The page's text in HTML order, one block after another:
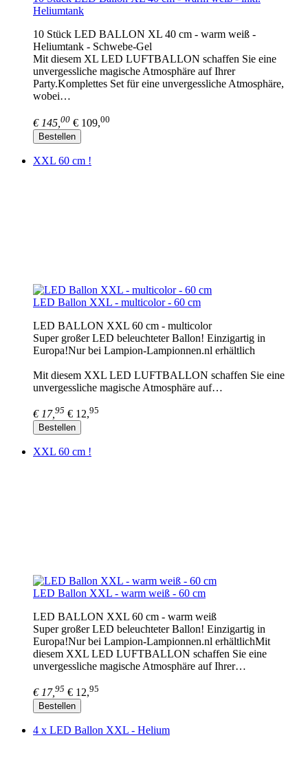
Heliumtank
10 Stück LED BALLON XL 40 cm - warm weiß -
Heliumtank - Schwebe-Gel
Mit diesem XL LED LUFTBALLON schaffen Sie eine
unvergessliche magische Atmosphäre auf Ihrer
Party.Komplettes Set für eine unvergessliche Atmosphäre,
wobei…
€ 145, 00 € 109,00
Bestellen
XXL 60 cm !
LED Ballon XXL - multicolor - 60 cm
LED BALLON XXL 60 cm - multicolor
Super großer LED beleuchteter Ballon! Einzigartig in
Europa!Nur bei Lampion-Lampionnen.nl erhältlich
Mit diesem XXL LED LUFTBALLON schaffen Sie eine
unvergessliche magische Atmosphäre auf…
€ 17, 95 € 12,95
Bestellen
XXL 60 cm !
LED Ballon XXL - warm weiß - 60 cm
LED BALLON XXL 60 cm - warm weiß
Super großer LED beleuchteter Ballon! Einzigartig in
Europa!Nur bei Lampion-Lampionnen.nl erhältlichMit
diesem XXL LED LUFTBALLON schaffen Sie eine
unvergessliche magische Atmosphäre auf Ihrer…
€ 17, 95 € 12,95
Bestellen
4 x LED Ballon XXL - Helium